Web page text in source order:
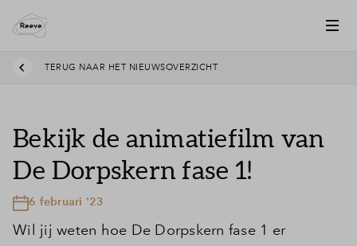
TERUG NAAR HET NIEUWSOVERZICHT
Bekijk de animatiefilm van
De Dorpskern fase 1!
6 februari '23
Wil jij weten hoe De Dorpskern fase 1 er